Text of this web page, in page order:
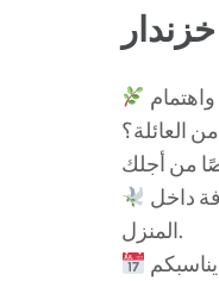
العائلة؟
المنزل.